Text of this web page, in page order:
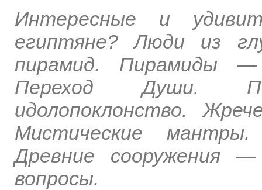
Интересные и
египтяне? Люди из
пирамид. Пирамиды
Переход Души.
идолопоклонство.
Мистические
Древние сооружения
вопросы.